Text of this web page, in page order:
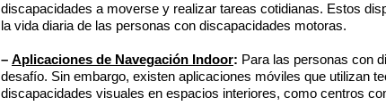
discapacidades a moverse y realizar tareas cotidianas. Estos
la vida diaria de las personas con discapacidades motoras.
– Aplicaciones de Navegación Indoor: Para las personas con
desafío. Sin embargo, existen aplicaciones móviles que utilizan
discapacidades visuales en espacios interiores, como centros